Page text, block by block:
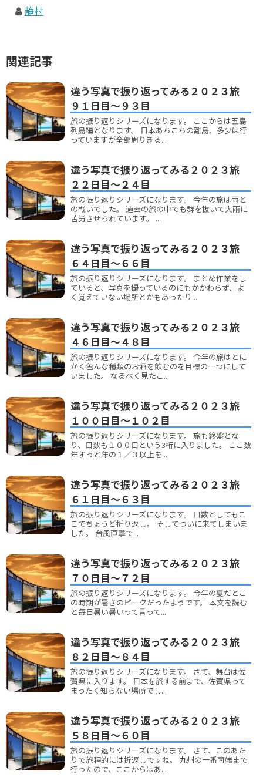
静村
関連記事
違う写真で振り返ってみる２０２３旅
９１日目～９３目
旅の振り返りシリーズになります。 ここからは五島
列島編となります。 日本あちこちの離島、多少は行
っていますが全部周りきる...
違う写真で振り返ってみる２０２３旅
２２日目～２４目
旅の振り返りシリーズになります。 今年の旅は雨と
の戦いでした。 過去の旅の中でも群を抜いて大雨に
苦労させられています。 ...
違う写真で振り返ってみる２０２３旅
６４日目～６６目
旅の振り返りシリーズになります。 まとめ作業をし
ていると、写真を撮っているのにもかかわらず、よ
く覚えていない場所とかもあったり...
違う写真で振り返ってみる２０２３旅
４６日目～４８目
旅の振り返りシリーズになります。 今年の旅はとに
かく色んな種類のお酒を飲むのを目標の一つにして
いました。 なるべく見たこ...
違う写真で振り返ってみる２０２３旅
１００日目～１０２目
旅の振り返りシリーズになります。 旅も終盤とな
り、日数も１００日という3桁に入りました。 ここ数
年ずっと年の１／３以上を...
違う写真で振り返ってみる２０２３旅
６１日目～６３目
旅の振り返りシリーズになります。 日数としてもこ
こでちょうど折り返し。 そしてついに来てしまいま
した。 台風直撃で...
違う写真で振り返ってみる２０２３旅
７０日目～７２目
旅の振り返りシリーズになります。 今年の夏だとこ
の時期が暑さのピークだったようです。 本文を読む
と毎日暑い暑いって言って...
違う写真で振り返ってみる２０２３旅
８２日目～８４目
旅の振り返りシリーズになります。 さて、舞台は佐
賀県に入ります。 日本を旅する前まで、佐賀県って
まったく知らない場所でし...
違う写真で振り返ってみる２０２３旅
５８日目～６０目
旅の振り返りシリーズになります。 さて、このあた
りで旅程的には折返しですね。 九州の一番南端まで
行ったので、ここからはあ...